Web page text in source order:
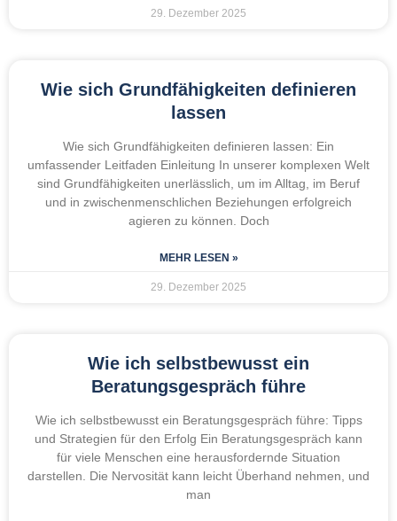
29. Dezember 2025
Wie sich Grundfähigkeiten definieren
lassen
Wie sich Grundfähigkeiten definieren lassen: Ein
umfassender Leitfaden Einleitung In unserer komplexen Welt
sind Grundfähigkeiten unerlässlich, um im Alltag, im Beruf
und in zwischenmenschlichen Beziehungen erfolgreich
agieren zu können. Doch
MEHR LESEN »
29. Dezember 2025
Wie ich selbstbewusst ein
Beratungsgespräch führe
Wie ich selbstbewusst ein Beratungsgespräch führe: Tipps
und Strategien für den Erfolg Ein Beratungsgespräch kann
für viele Menschen eine herausfordernde Situation
darstellen. Die Nervosität kann leicht Überhand nehmen, und
man